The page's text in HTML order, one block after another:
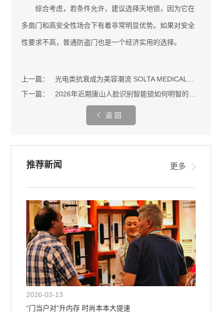
综合考虑，若条件允许，建议选择天地锁，因为它在
多扇门和高安全性场合下有着非常明显优势。如果对安全
性要求不高，普通防盗门也是一个经济实用的选择。
上一篇：
下一篇：
返 回
推荐新闻 更多
2026-03-13
“门当户对”升内存 时尚本本大提速